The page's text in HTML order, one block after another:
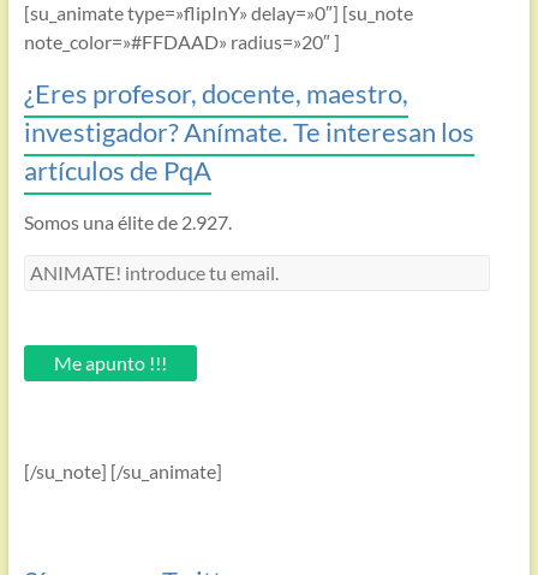
[su_animate type=»flipInY» delay=»0″] [su_note
note_color=»#FFDAAD» radius=»20″ ]
¿Eres profesor, docente, maestro,
investigador? Anímate. Te interesan los
artículos de PqA
Somos una élite de 2.927.
ANIMATE!
email.Me apunto !!!
[/su_note] [/su_animate]